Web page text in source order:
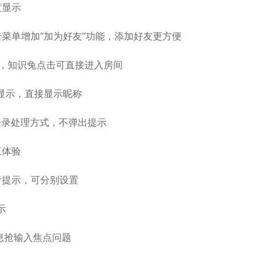
示
单增加“加为好友”功能，添加好友更方便
知识兔点击可直接进入房间
示，直接显示昵称
处理方式，不弹出提示
验
示，可分别设置
抢输入焦点问题